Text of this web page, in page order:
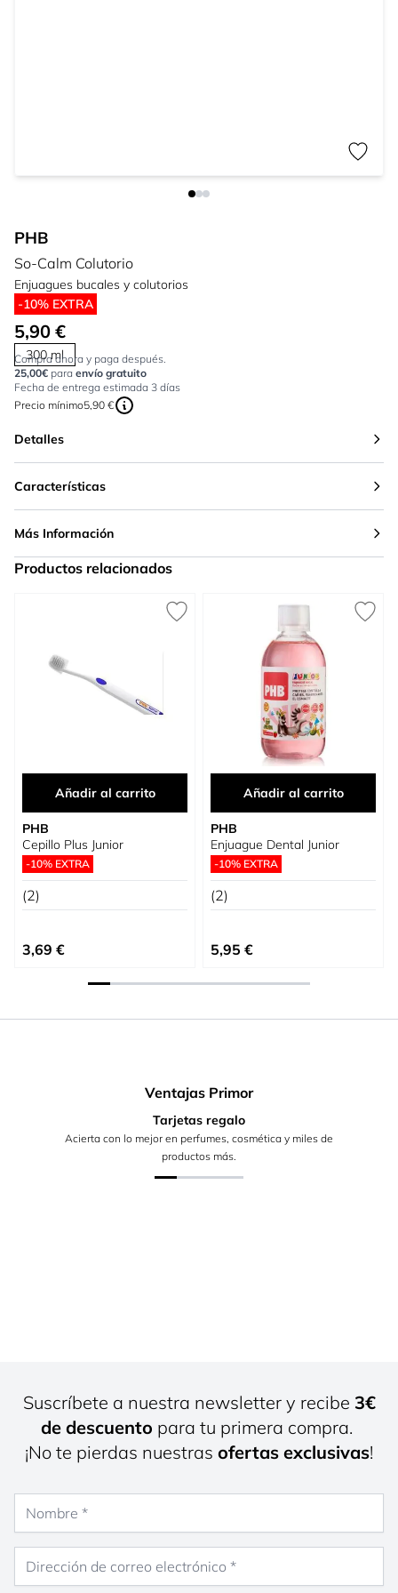
PHB
So-Calm Colutorio
Enjuagues bucales y colutorios
-10% EXTRA
5,90 €
300 ml
Compra ahora y paga después.
25,00€ para envío gratuito
Fecha de entrega estimada 3 días
Precio mínimo5,90 €
Detalles
Características
Más Información
Productos relacionados
Añadir al carrito
PHB
Cepillo Plus Junior
-10% EXTRA
(2)
3,69 €
Añadir al carrito
PHB
Enjuague Dental Junior
-10% EXTRA
(2)
5,95 €
Ventajas Primor
Tarjetas regalo
Acierta con lo mejor en perfumes, cosmética y miles de
productos más.
Suscríbete a nuestra newsletter y recibe 3€
de descuento para tu primera compra.
¡No te pierdas nuestras ofertas exclusivas!